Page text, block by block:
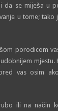
da se miješa u
u tome; tako
porodicom
mjestu.
vas osim
ili na način